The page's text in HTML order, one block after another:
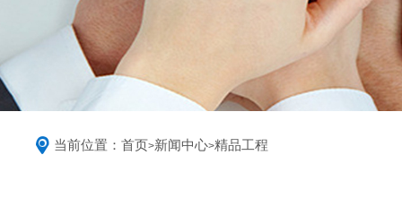
当前位置： 首页>新闻中心>精品工程